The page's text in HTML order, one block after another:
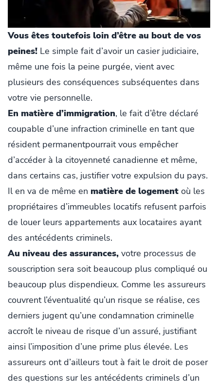
Vous êtes toutefois loin d’être au bout de vos
peines! Le simple fait d’avoir un casier judiciaire,
même une fois la peine purgée, vient avec
plusieurs des conséquences subséquentes dans
votre vie personnelle.
En matière d’immigration, le fait d’être déclaré
coupable d’une infraction criminelle en tant que
résident permanentpourrait vous empêcher
d’accéder à la citoyenneté canadienne et même,
dans certains cas, justifier votre expulsion du pays.
Il en va de même en matière de logement où les
propriétaires d’immeubles locatifs refusent parfois
de louer leurs appartements aux locataires ayant
des antécédents criminels.
Au niveau des assurances, votre processus de
souscription sera soit beaucoup plus compliqué ou
beaucoup plus dispendieux. Comme les assureurs
couvrent l’éventualité qu’un risque se réalise, ces
derniers jugent qu’une condamnation criminelle
accroît le niveau de risque d’un assuré, justifiant
ainsi l’imposition d’une prime plus élevée. Les
assureurs ont d’ailleurs tout à fait le droit de poser
des questions sur les antécédents criminels d’un